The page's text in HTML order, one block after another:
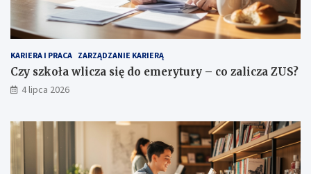
KARIERA I PRACA ZARZĄDZANIE KARIERĄ
Czy szkoła wlicza się do emerytury – co zalicza ZUS?
4 lipca 2026